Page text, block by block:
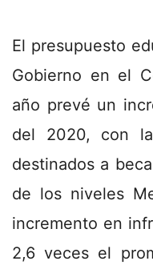
El presupuesto
Gobierno en el
año prevé un
del 2020, con
destinados a
de los niveles
incremento en
2,6 veces el